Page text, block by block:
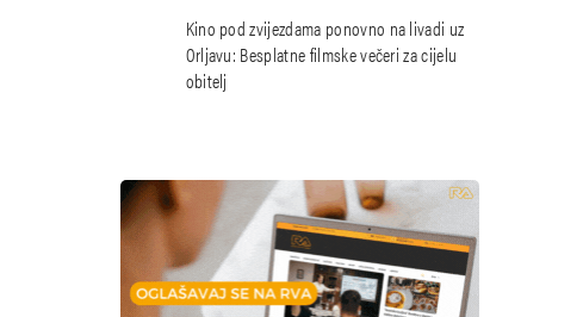
Kino pod zvijezdama ponovno na livadi uz
Orljavu: Besplatne filmske večeri za cijelu
obitelj